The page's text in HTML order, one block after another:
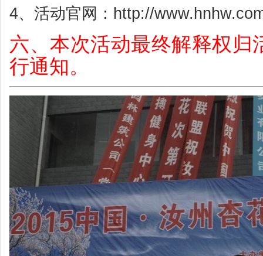
4、活动官网：http://
六、本次活动最终解释权归
行通知。